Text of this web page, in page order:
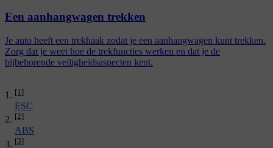
[1]
ESC
[2]
ABS
[3]
Een aanhangwagen trekken
Je auto heeft een trekhaak zodat je een aanhangwagen kunt trekken.
Zorg dat je weet hoe de trekfuncties werken en dat je de
bijbehorende veiligheidsaspecten kent.